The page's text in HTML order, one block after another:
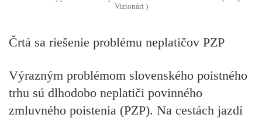
Vizionári )
Črtá sa riešenie problému neplatičov PZP
Výrazným problémom slovenského poistného
trhu sú dlhodobo neplatiči povinného
zmluvného poistenia (PZP). Na cestách jazdí